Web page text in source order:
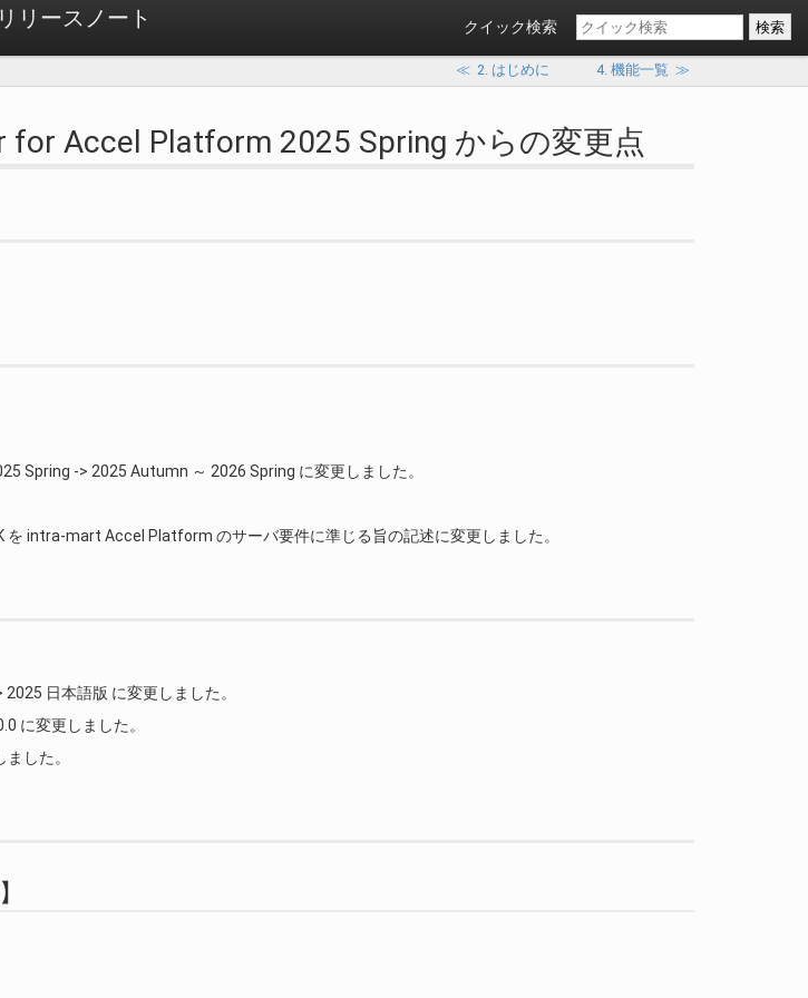
リースノート クイック検索
≪ 2. はじめに 4. 機能一覧 ≫
for Accel Platform 2025 Spring からの変更点
Spring -> 2025 Autumn ～ 2026 Spring に変更しました。
を intra-mart Accel Platform のサーバ要件に準じる旨の記述に変更しました。
日本語版 に変更しました。
に変更しました。
した。